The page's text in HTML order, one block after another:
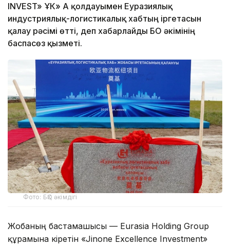
INVEST» ҰК» АҚ қолдауымен Еуразиялық
индустриялық-логистикалық хабтың іргетасын
қалау рәсімі өтті, деп хабарлайды БҚО әкімінің
баспасөз қызметі.
Фото: БҚО әкімдігі
Жобаның бастамашысы — Eurasia Holding Group
құрамына кіретін «Jinone Excellence Investment»